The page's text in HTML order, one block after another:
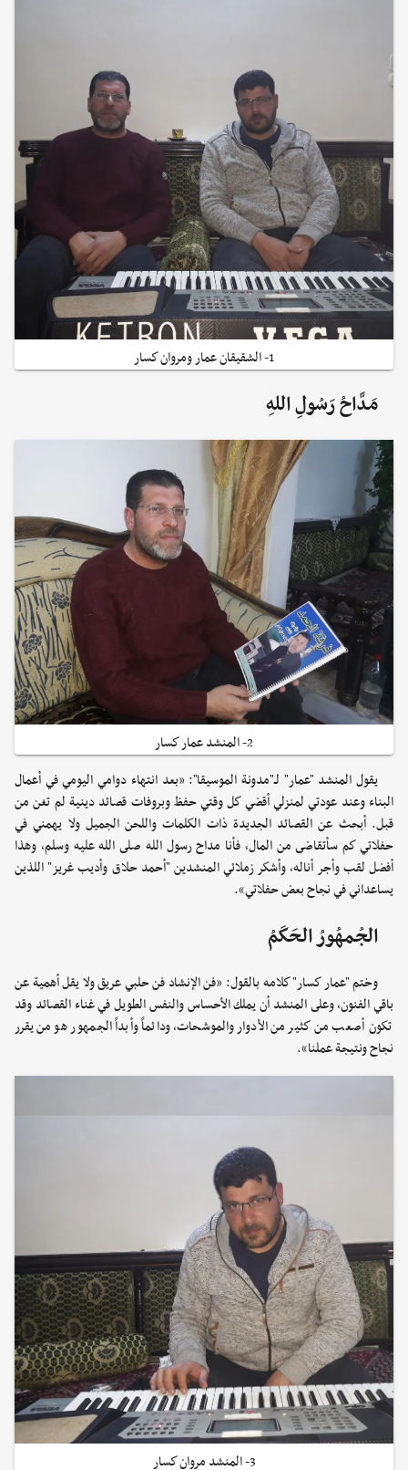
1- الشقيقان عمار ومروان كسار
مَدَّاحُ رَسُولِ اللهِ
2- المنشد عمار كسار
يقول المنشد "عمار" لـ"مدونة الموسيقا": «بعد انتهاء دوامي اليومي في أعمال
البناء وعند عودتي لمنزلي أقضي كل وقتي حفظ وبروفات قصائد دينية لم تغن من
قبل. أبحث عن القصائد الجديدة ذات الكلمات واللحن الجميل ولا يهمني في
حفلاتي كم سأتقاضى من المال، فأنا مداح رسول الله صلى الله عليه وسلم، وهذا
أفضل لقب وأجر أناله، وأشكر زملائي المنشدين "أحمد حلاق وأديب غريز" اللذين
يساعداني في نجاح بعض حفلاتي».
الجُمهُورُ الحَكَمُ
وختم "عمار كسار" كلامه بالقول: «فن الإنشاد فن حلبي عريق ولا يقل أهمية عن
باقي الفنون، وعلى المنشد أن يملك الأحساس والنفس الطويل في غناء القصائد وقد
تكون أصعب من كثير من الأدوار والموشحات، ودائماً وأبداً الجمهور هو من يقرر
نجاح ونتيجة عملنا».
3- المنشد مروان كسار